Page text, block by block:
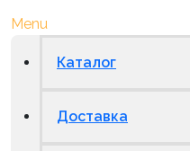
Menu
Каталог
Доставка